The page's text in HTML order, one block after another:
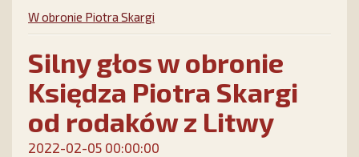
W obronie Piotra Skargi
Silny głos w obronie
Księdza Piotra Skargi
od rodaków z Litwy
2022-02-05 00:00:00